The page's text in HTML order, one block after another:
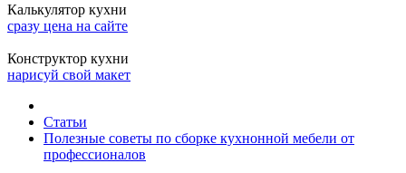
Калькулятор кухни
сразу цена на сайте
Конструктор кухни
нарисуй свой макет
Статьи
Полезные советы по сборке кухнонной мебели от
профессионалов